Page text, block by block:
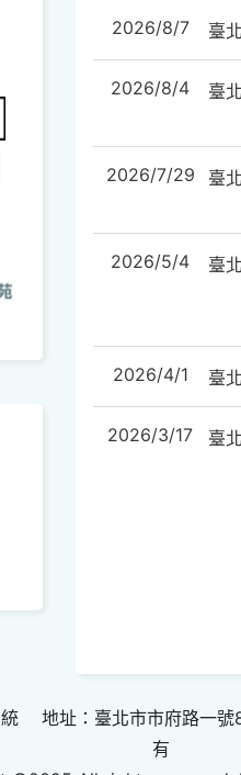
2026/8/7 臺
2026/8/4 臺
2026/7/29 臺
2026/5/4 臺
2026/4/1 臺
2026/3/17 臺
統 地址：臺北市市府路一
有